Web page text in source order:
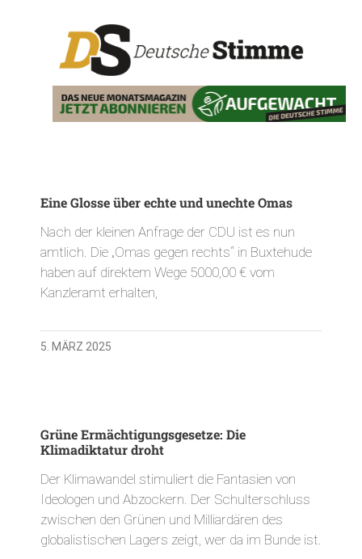
Eine Glosse über echte und unechte Omas
Nach der kleinen Anfrage der CDU ist es nun
amtlich. Die „Omas gegen rechts“ in Buxtehude
haben auf direktem Wege 5000,00 € vom
Kanzleramt erhalten,
5. MÄRZ 2025
Grüne Ermächtigungsgesetze: Die
Klimadiktatur droht
Der Klimawandel stimuliert die Fantasien von
Ideologen und Abzockern. Der Schulterschluss
zwischen den Grünen und Milliardären des
globalistischen Lagers zeigt, wer da im Bunde ist.